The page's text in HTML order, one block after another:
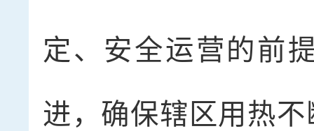
定、安全运营的前
进，确保辖区用热